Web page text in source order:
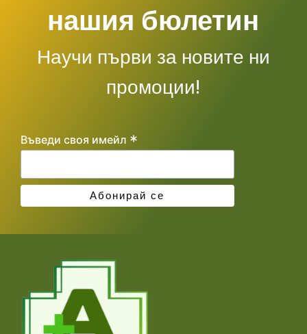
нашия бюлетин
Научи първи за новите ни
промоции!
Въведи своя имейл *